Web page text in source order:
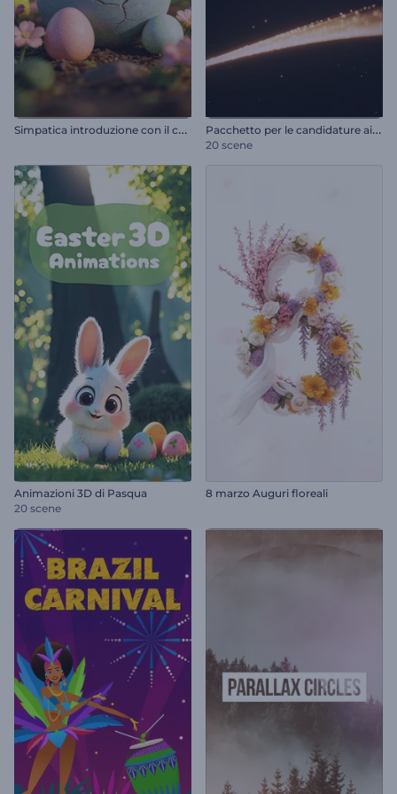
S
impatica introduzione con il coniglietto di Pasqua P
acchetto per le candidature ai premi
20 scene
Animazioni 3D di Pasqua
20 scene
8 marzo Auguri floreali